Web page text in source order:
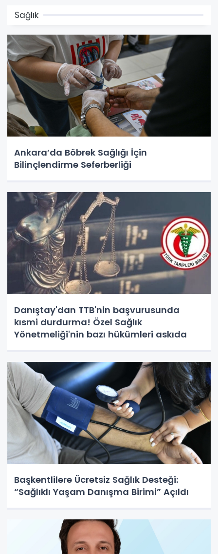
Sağlık
Ankara’da Böbrek Sağlığı İçin
Bilinçlendirme Seferberliği
Danıştay'dan TTB'nin başvurusunda
kısmi durdurma! Özel Sağlık
Yönetmeliği'nin bazı hükümleri askıda
Başkentlilere Ücretsiz Sağlık Desteği:
“Sağlıklı Yaşam Danışma Birimi” Açıldı